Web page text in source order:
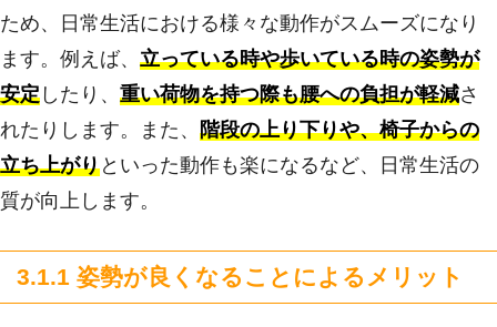
ため、日常生活における様々な動作がスムーズになり
ます。例えば、 立っている時や歩いている時の姿勢が
安定 したり、 重い荷物を持つ際も腰への負担が軽減さ
れたりします。また、 階段の上り下りや、椅子からの
立ち上がりといった動作も楽になるなど、日常生活の
質が向上します。
3.1.1 姿勢が良くなることによるメリット